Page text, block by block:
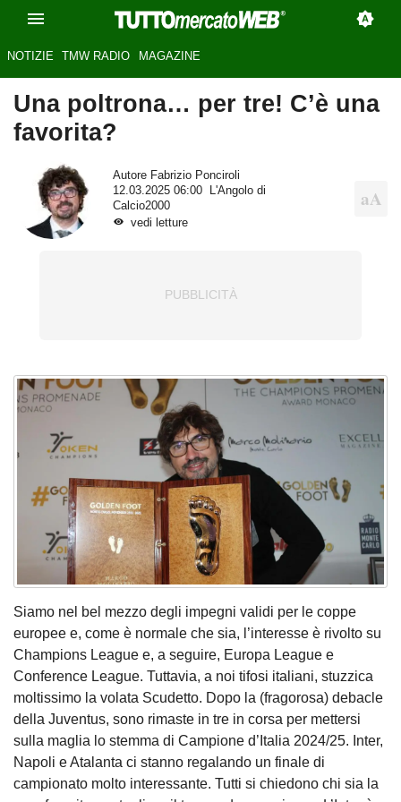
NOTIZIE TMW RADIO MAGAZINE
Una poltrona… per tre! C’è una
favorita?
Autore Fabrizio Ponciroli
12.03.2025 06:00
L'Angolo di
Calcio2000
vedi letture
Siamo nel bel mezzo degli impegni validi per le coppe
europee e, come è normale che sia, l’interesse è rivolto su
Champions League e, a seguire, Europa League e
Conference League. Tuttavia, a noi tifosi italiani, stuzzica
moltissimo la volata Scudetto. Dopo la (fragorosa) debacle
della Juventus, sono rimaste in tre in corsa per mettersi
sulla maglia lo stemma di Campione d’Italia 2024/25. Inter,
Napoli e Atalanta ci stanno regalando un finale di
campionato molto interessante. Tutti si chiedono chi sia la